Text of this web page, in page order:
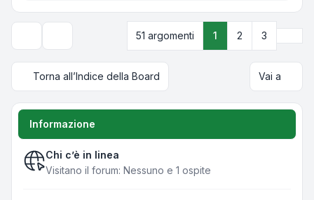
Opzioni di visualizzazione e ordinamento
51 argomenti 1 2 3
Torna all’Indice della Board Vai a
Informazione
Chi c’è in linea
Visitano il forum: Nessuno e 1 ospite